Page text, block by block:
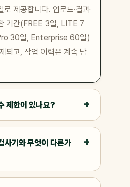
로 제공합니다. 업로드·결과
기간(FREE 3일, LITE 7
30일, Enterprise 60일)
되고, 작업 이력은 계속 남
제한이 있나요?
사기와 무엇이 다른가